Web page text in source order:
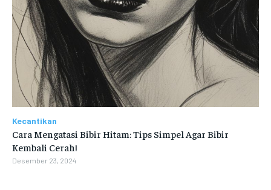
Kecantikan
Cara Mengatasi Bibir Hitam: Tips Simpel Agar Bibir
Kembali Cerah!
Desember 23, 2024